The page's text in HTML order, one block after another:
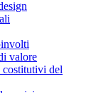
valore
costitutivi del